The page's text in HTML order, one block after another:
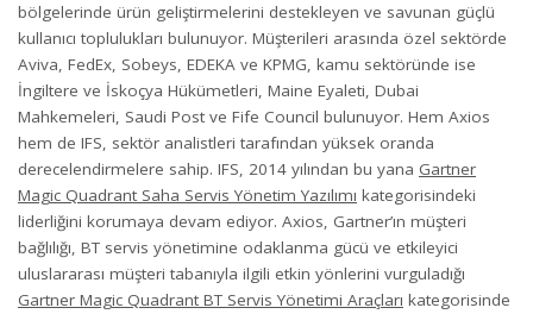
bölgelerinde ürün geliştirmelerini destekleyen ve savunan güçlü
kullanıcı toplulukları bulunuyor. Müşterileri arasında özel sektörde
Aviva, FedEx, Sobeys, EDEKA ve KPMG, kamu sektöründe ise
İngiltere ve İskoçya Hükümetleri, Maine Eyaleti, Dubai
Mahkemeleri, Saudi Post ve Fife Council bulunuyor. Hem Axios
hem de IFS, sektör analistleri tarafından yüksek oranda
derecelendirmelere sahip. IFS, 2014 yılından bu yana Gartner
Magic Quadrant Saha Servis Yönetim Yazılımı kategorisindeki
liderliğini korumaya devam ediyor. Axios, Gartner’ın müşteri
bağlılığı, BT servis yönetimine odaklanma gücü ve etkileyici
uluslararası müşteri tabanıyla ilgili etkin yönlerini vurguladığı
Gartner Magic Quadrant BT Servis Yönetimi Araçları kategorisinde